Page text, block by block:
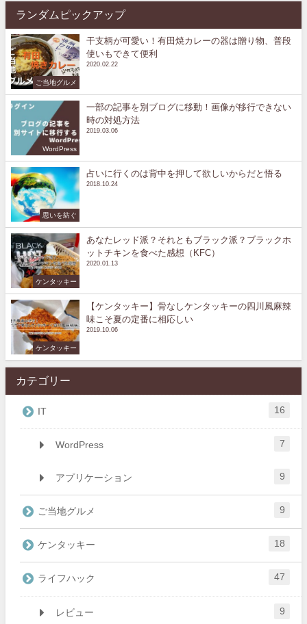
ランダムピックアップ
ご当地グルメ
干支柄が可愛い！有田焼カレーの器は贈り物、普段
使いもできて便利
2020.02.22
WordPress
一部の記事を別ブログに移動！画像が移行できない
時の対処方法
2019.03.06
思いを紡ぐ
占いに行くのは背中を押して欲しいからだと悟る
2018.10.24
ケンタッキー
あなたレッド派？それともブラック派？ブラックホ
ットチキンを食べた感想（KFC）
2020.01.13
ケンタッキー
【ケンタッキー】骨なしケンタッキーの四川風麻辣
味こそ夏の定番に相応しい
2019.10.06
カテゴリー
IT 16
WordPress 7
アプリケーション 9
ご当地グルメ 9
ケンタッキー 18
ライフハック 47
レビュー 9